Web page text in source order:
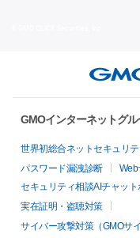
GMOインターネットグ
世界初総合ネットセキュリ
パスワード漏洩診断
Web
セキュリティ相談AIチャット
実在証明・盗聴対策
サイバー攻撃対策（GMOサ